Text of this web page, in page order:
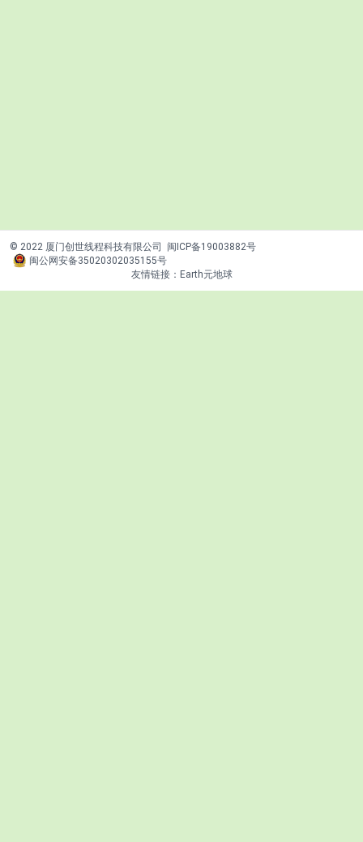
© 2022 厦门创世线程科技有限公司
闽ICP备19003882号
闽公网安备35020302035155号
友情链接： Earth元地球